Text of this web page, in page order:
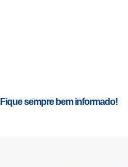
Fique sempre bem informado!